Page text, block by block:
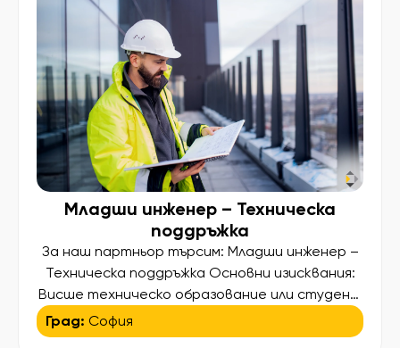
Младши инженер – Техническа
поддръжка
За наш партньор търсим: Младши инженер –
Техническа поддръжка Основни изисквания:
Висше техническо образование или студент
в последна година на обучение по една от
следните специалности – Електротехника,
Град: София